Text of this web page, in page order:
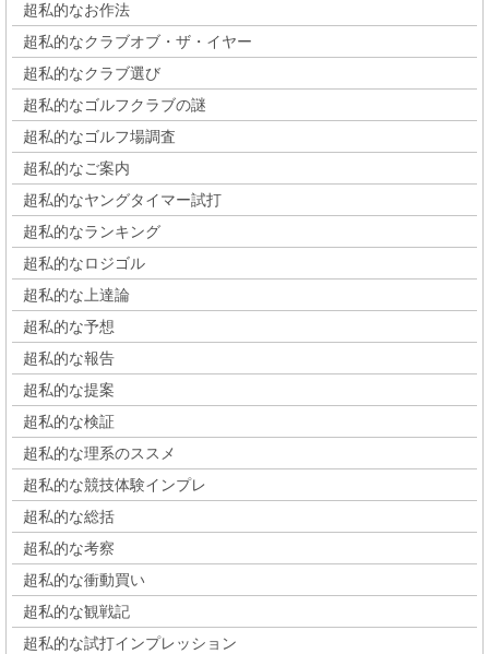
超私的なお作法
超私的なクラブオブ・ザ・イヤー
超私的なクラブ選び
超私的なゴルフクラブの謎
超私的なゴルフ場調査
超私的なご案内
超私的なヤングタイマー試打
超私的なランキング
超私的なロジゴル
超私的な上達論
超私的な予想
超私的な報告
超私的な提案
超私的な検証
超私的な理系のススメ
超私的な競技体験インプレ
超私的な総括
超私的な考察
超私的な衝動買い
超私的な観戦記
超私的な試打インプレッション